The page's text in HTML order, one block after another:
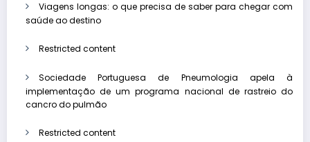
Viagens longas: o que precisa de saber para chegar com
saúde ao destino
Restricted content
Sociedade Portuguesa de Pneumologia apela à
implementação de um programa nacional de rastreio do
cancro do pulmão
Restricted content